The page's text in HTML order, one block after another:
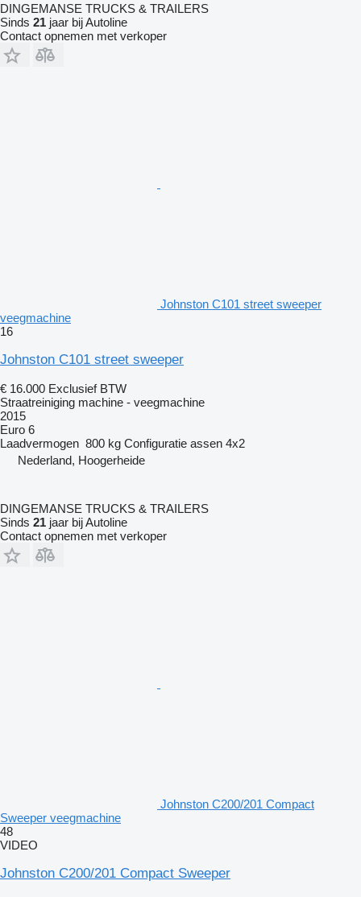
DINGEMANSE TRUCKS & TRAILERS
Sinds 21 jaar bij Autoline
Contact opnemen met verkoper
Johnston C101 street sweeper
veegmachine
16
Johnston C101 street sweeper
€ 16.000 Exclusief BTW
Straatreiniging machine - veegmachine
2015
Euro 6
Laadvermogen 800 kg Configuratie assen 4x2
Nederland, Hoogerheide
DINGEMANSE TRUCKS & TRAILERS
Sinds 21 jaar bij Autoline
Contact opnemen met verkoper
Johnston C200/201 Compact
Sweeper veegmachine
48
VIDEO
Johnston C200/201 Compact Sweeper